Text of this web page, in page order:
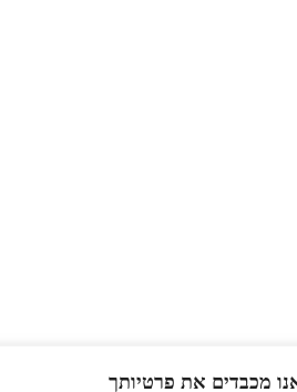
מכבדים את פרטיותך